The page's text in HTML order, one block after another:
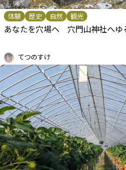
体験 歴史 自然 観光
あなたを穴場へ 穴門山神社へゆ
てつのすけ